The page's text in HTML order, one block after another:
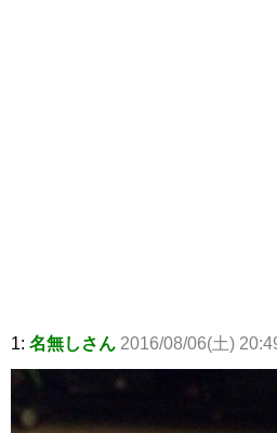
1: 名無しさん 2016/08/06(土)